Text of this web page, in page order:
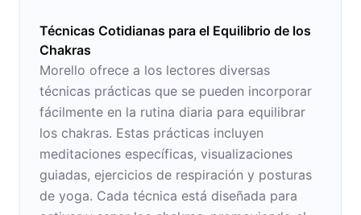
Técnicas Cotidianas para el Equilibrio de los
Chakras
Morello ofrece a los lectores diversas
técnicas prácticas que se pueden incorporar
fácilmente en la rutina diaria para equilibrar
los chakras. Estas prácticas incluyen
meditaciones específicas, visualizaciones
guiadas, ejercicios de respiración y posturas
de yoga. Cada técnica está diseñada para